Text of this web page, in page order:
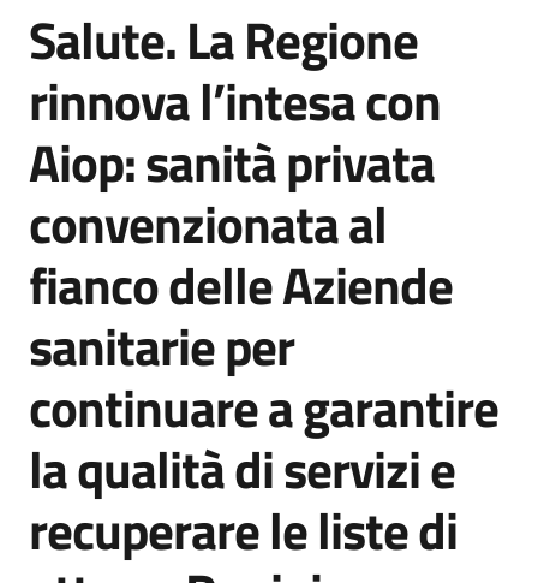
Agenzia
di
informazione
e
comunicazione
Seguici
su
Salta al contenuto
Salute. La Regione
rinnova l’intesa con
Aiop: sanità privata
convenzionata al
fianco delle Aziende
sanitarie per
continuare a garantire
la qualità di servizi e
recuperare le liste di